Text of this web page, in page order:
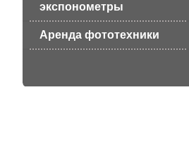
экспонометры
Аренда фототехники